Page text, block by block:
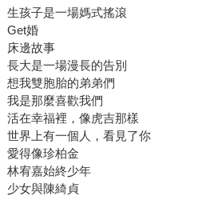
生孩子是一場媽式搖滾
Get婚
床邊故事
長大是一場漫長的告別
想我雙胞胎的弟弟們
我是那麼喜歡我們
活在幸福裡，像虎吉那樣
世界上有一個人，看見了你
愛得像珍柏金
林宥嘉始終少年
少女與陳綺貞